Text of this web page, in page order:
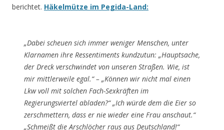
berichtet. Häkelmütze im Pegida-Land:
„Dabei scheuen sich immer weniger Menschen, unter
Klarnamen ihre Ressentiments kundzutun: „Hauptsache,
der Dreck verschwindet von unseren Straßen. Wie, ist
mir mittlerweile egal.“ – „Können wir nicht mal einen
Lkw voll mit solchen Fach-Sexkräften im
Regierungsviertel abladen?“ „Ich würde dem die Eier so
zerschmettern, dass er nie wieder eine Frau anschaut.“
„Schmeißt die Arschlöcher raus aus Deutschland!“